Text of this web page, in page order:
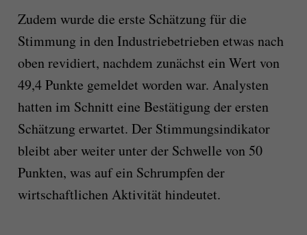
Zudem wurde die erste Schätzung für die
Stimmung in den Industriebetrieben etwas nach
oben revidiert, nachdem zunächst ein Wert von
49,4 Punkte gemeldet worden war. Analysten
hatten im Schnitt eine Bestätigung der ersten
Schätzung erwartet. Der Stimmungsindikator
bleibt aber weiter unter der Schwelle von 50
Punkten, was auf ein Schrumpfen der
wirtschaftlichen Aktivität hindeutet.